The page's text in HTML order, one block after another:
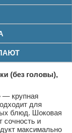
(без головы),
— крупная
для
блюд. Шоковая
сочность и
максимально